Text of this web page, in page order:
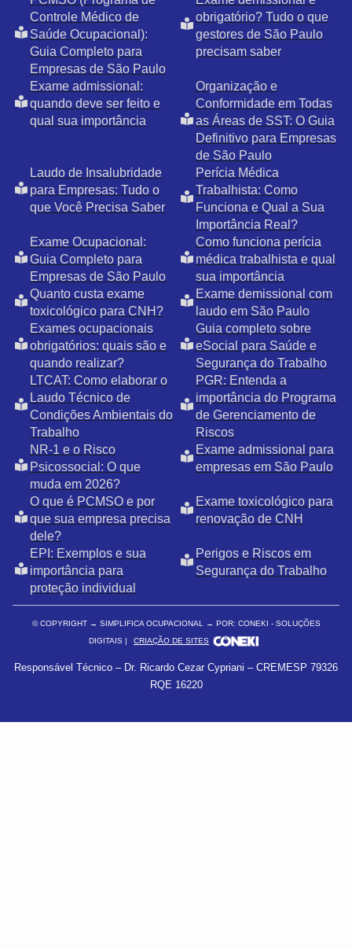
Controle Médico de
Saúde Ocupacional):
Guia Completo para
Empresas de São Paulo
obrigatório? Tudo o que
gestores de São Paulo
precisam saber
Exame admissional:
quando deve ser feito e
qual sua importância
Organização e
Conformidade em Todas
as Áreas de SST: O Guia
Definitivo para Empresas
de São Paulo
Laudo de Insalubridade
para Empresas: Tudo o
que Você Precisa Saber
Perícia Médica
Trabalhista: Como
Funciona e Qual a Sua
Importância Real?
Exame Ocupacional:
Guia Completo para
Empresas de São Paulo
Como funciona perícia
médica trabalhista e qual
sua importância
Quanto custa exame
toxicológico para CNH?
Exame demissional com
laudo em São Paulo
Exames ocupacionais
obrigatórios: quais são e
quando realizar?
Guia completo sobre
eSocial para Saúde e
Segurança do Trabalho
LTCAT: Como elaborar o
Laudo Técnico de
Condições Ambientais do
Trabalho
PGR: Entenda a
importância do Programa
de Gerenciamento de
Riscos
NR-1 e o Risco
Psicossocial: O que
muda em 2026?
Exame admissional para
empresas em São Paulo
O que é PCMSO e por
que sua empresa precisa
dele?
Exame toxicológico para
renovação de CNH
EPI: Exemplos e sua
importância para
proteção individual
Perigos e Riscos em
Segurança do Trabalho
© COPYRIGHT → SIMPLIFICA OCUPACIONAL → POR: CONEKI - SOLUÇÕES
DIGITAIS |
CRIAÇÃO DE SITES
Responsável Técnico – Dr. Ricardo Cezar Cypriani – CREMESP 79326
RQE 16220